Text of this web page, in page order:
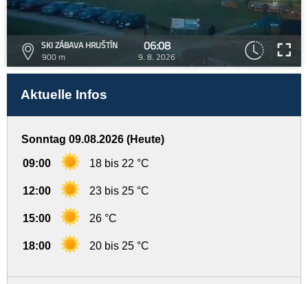
SKI ZÁBAVA HRUŠTÍN
900 m
06:08
9. 8. 2026
Aktuelle Infos
Sonntag 09.08.2026 (Heute)
09:00 18 bis 22 °C
12:00 23 bis 25 °C
15:00 26 °C
18:00 20 bis 25 °C